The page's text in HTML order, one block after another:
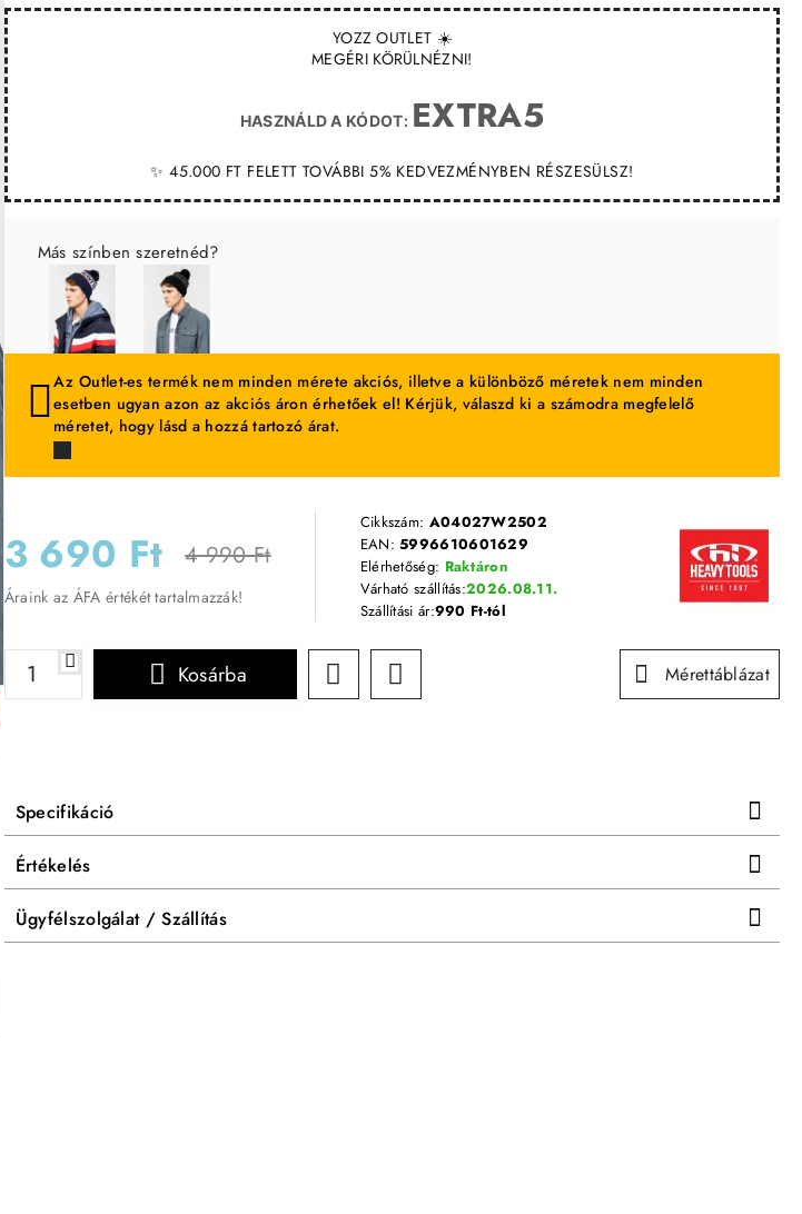
YOZZ OUTLET ☀️
MEGÉRI KÖRÜLNÉZNI!
HASZNÁLD A KÓDOT: EXTRA5
✨ 45.000 FT FELETT TOVÁBBI 5% KEDVEZMÉNYBEN RÉSZESÜLSZ!
3 690 Ft 4 990 Ft
Áraink az ÁFA értékét tartalmazzák!
Cikkszám: A04027W2502
EAN:5996610601629
Elérhetőség: Raktáron
Várható szállítás:2026.08.11.
Szállítási ár:990 Ft-tól
Más színben szeretnéd?
Kosárba Mérettáblázat
Az Outlet-es termék nem minden mérete akciós, illetve a különböző méretek nem minden
esetben ugyan azon az akciós áron érhetőek el! Kérjük, válaszd ki a számodra megfelelő
méretet, hogy lásd a hozzá tartozó árat.
Specifikáció
Értékelés
Ügyfélszolgálat / Szállítás